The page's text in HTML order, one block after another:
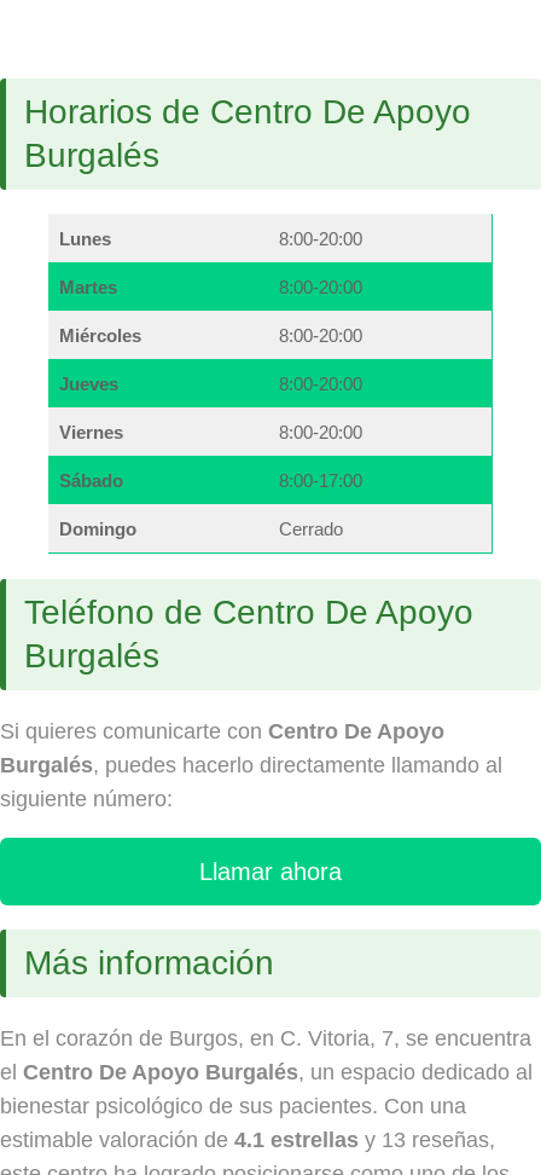
Horarios de Centro De Apoyo
Burgalés
Lunes 8:00-20:00
Martes 8:00-20:00
Miércoles 8:00-20:00
Jueves 8:00-20:00
Viernes 8:00-20:00
Sábado 8:00-17:00
Domingo Cerrado
Teléfono de Centro De Apoyo
Burgalés
Si quieres comunicarte con Centro De Apoyo
Burgalés, puedes hacerlo directamente llamando al
siguiente número:
Llamar ahora
Más información
En el corazón de Burgos, en C. Vitoria, 7, se encuentra
el Centro De Apoyo Burgalés, un espacio dedicado al
bienestar psicológico de sus pacientes. Con una
estimable valoración de 4.1 estrellas y 13 reseñas,